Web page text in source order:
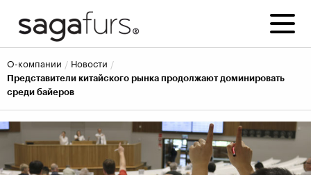
о-компании
новости
Представители китайского рынка продолжают доминировать
среди байеров